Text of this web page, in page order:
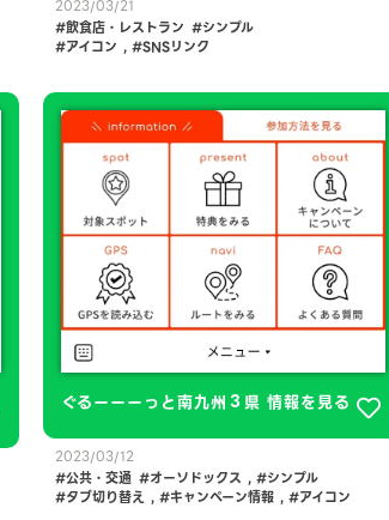
2023/03/21
飲食店・レストラン
シンプル
アイコン , SNSリンク
ぐるーーーっと南九州３県 情報を見る
2023/03/12
公共・交通
オーソドックス ,
シンプル
タブ切り替え , キャンペーン情報 , アイコン